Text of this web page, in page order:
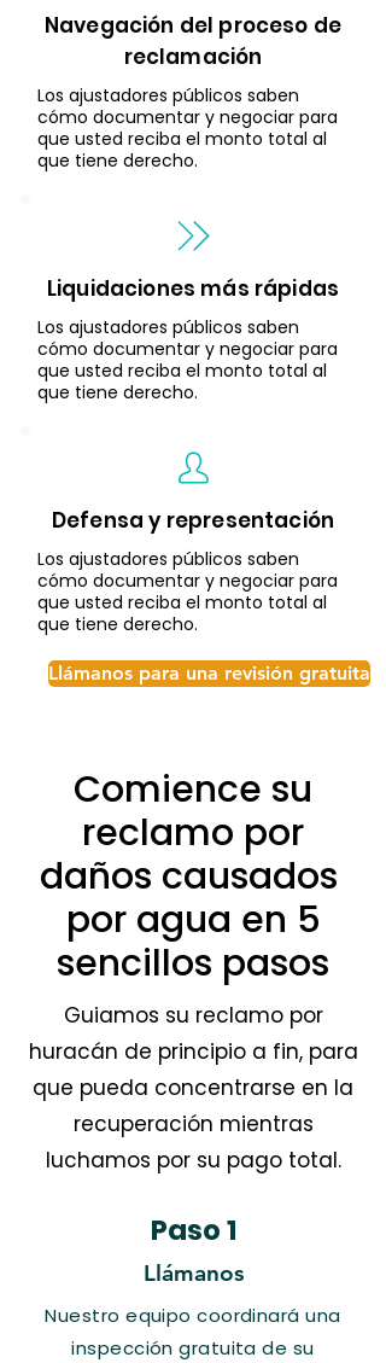
Navegación del proceso de
reclamación
Los ajustadores públicos saben
cómo documentar y negociar para
que usted reciba el monto total al
que tiene derecho.
Liquidaciones más rápidas
Los ajustadores públicos saben
cómo documentar y negociar para
que usted reciba el monto total al
que tiene derecho.
Defensa y representación
Los ajustadores públicos saben
cómo documentar y negociar para
que usted reciba el monto total al
que tiene derecho.
Llámanos para una revisión gratuita
Comience su
reclamo por
daños causados ​​
por agua en 5
sencillos pasos
Guiamos su reclamo por
huracán de principio a fin, para
que pueda concentrarse en la
recuperación mientras
luchamos por su pago total.
Paso 1
Llámanos
Nuestro equipo coordinará una
inspección gratuita de su